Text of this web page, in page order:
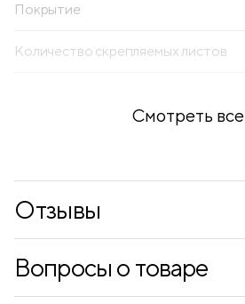
Покрытие
Количество скрепляемых листов
Смотреть все
Отзывы
Вопросы о товаре